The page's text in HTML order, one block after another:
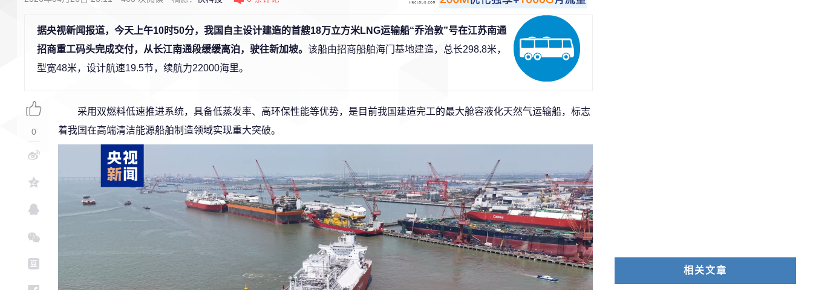
据央视新闻报道，今天上午10时50分，我国自主设计建造的首艘18万立方米LNG运输船“乔治敦”号在江苏南通
招商重工码头完成交付，从长江南通段缓缓离泊，驶往新加坡。 该船由招商船舶海门基地建造，总长298.8米，
型宽48米，设计航速19.5节，续航力22000海里。
采用双燃料低速推进系统，具备低蒸发率、高环保性能等优势，是目前我国建造完工的最大舱容液化天然气运输船，标志
着我国在高端清洁能源船舶制造领域实现重大突破。
0
相关文章